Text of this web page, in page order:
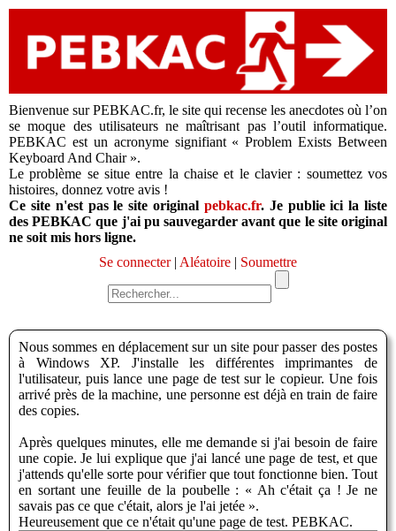
Bienvenue sur PEBKAC.fr, le site qui recense les anecdotes où l’on
se moque des utilisateurs ne maîtrisant pas l’outil informatique.
PEBKAC est un acronyme signifiant « Problem Exists Between
Keyboard And Chair ».
Le problème se situe entre la chaise et le clavier : soumettez vos
histoires, donnez votre avis !
Ce site n'est pas le site original pebkac.fr. Je publie ici la liste
des PEBKAC que j'ai pu sauvegarder avant que le site original
ne soit mis hors ligne.
Se connecter| Aléatoire | Soumettre
Nous sommes en déplacement sur un site pour passer des postes
à Windows XP. J'installe les différentes imprimantes de
l'utilisateur, puis lance une page de test sur le copieur. Une fois
arrivé près de la machine, une personne est déjà en train de faire
des copies.
Après quelques minutes, elle me demande si j'ai besoin de faire
une copie. Je lui explique que j'ai lancé une page de test, et que
j'attends qu'elle sorte pour vérifier que tout fonctionne bien. Tout
en sortant une feuille de la poubelle : « Ah c'était ça ! Je ne
savais pas ce que c'était, alors je l'ai jetée ».
Heureusement que ce n'était qu'une page de test. PEBKAC.